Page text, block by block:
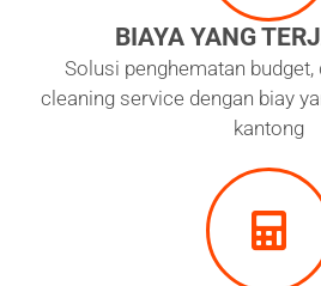
BIAYA YANG
Solusi penghematan budget,
cleaning service dengan biay
kantong